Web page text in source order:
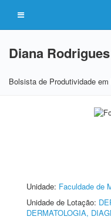
Diana
Bolsista de Produtividade
Unidade: Faculdade de
Unidade de Lotação:
DERMATOLOGIA,